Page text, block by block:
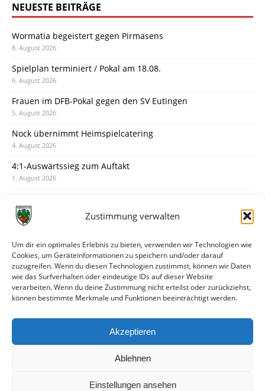
Zustimmung verwalten
Um dir ein optimales Erlebnis zu bieten, verwenden wir Technologien wie
Cookies, um Geräteinformationen zu speichern und/oder darauf
zuzugreifen. Wenn du diesen Technologien zustimmst, können wir Daten
wie das Surfverhalten oder eindeutige IDs auf dieser Website
verarbeiten. Wenn du deine Zustimmung nicht erteilst oder zurückziehst,
können bestimmte Merkmale und Funktionen beeinträchtigt werden.
Akzeptieren
Ablehnen
Einstellungen ansehen
NEUESTE BEITRÄGE
Wormatia begeistert gegen Pirmasens
8. August 2026
Spielplan terminiert / Pokal am 18.08.
6. August 2026
Frauen im DFB-Pokal gegen den SV Eutingen
5. August 2026
Nock übernimmt Heimspielcatering
4. August 2026
4:1-Auswärtssieg zum Auftakt
1. August 2026
31. Juli 2026
30. Juli 2026
Deine Spielminute: 89+1
28. Juli 2026
Neuer Rückensponsor
Neue Podcast-Folge: So tickt Björn!
27. Juli 2026